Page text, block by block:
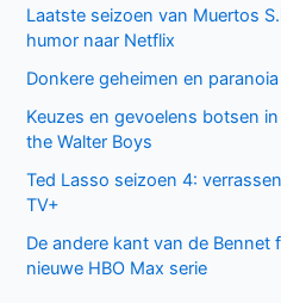
Laatste seizoen van Muertos
humor naar Netflix
Donkere geheimen en
Keuzes en gevoelens botsen
the Walter Boys
Ted Lasso seizoen 4:
TV+
De andere kant van de Bennet
nieuwe HBO Max serie